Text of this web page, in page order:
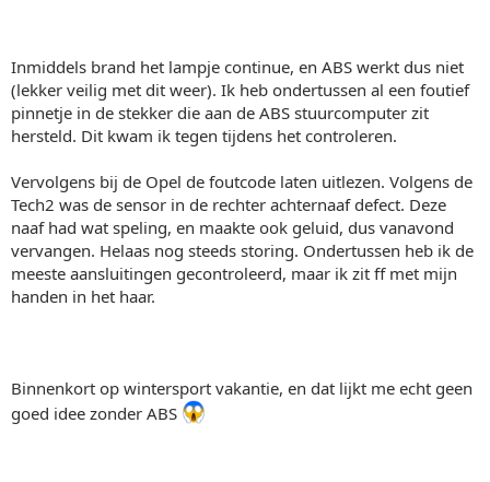
Inmiddels brand het lampje continue, en ABS werkt dus niet
(lekker veilig met dit weer). Ik heb ondertussen al een foutief
pinnetje in de stekker die aan de ABS stuurcomputer zit
hersteld. Dit kwam ik tegen tijdens het controleren.
Vervolgens bij de Opel de foutcode laten uitlezen. Volgens de
Tech2 was de sensor in de rechter achternaaf defect. Deze
naaf had wat speling, en maakte ook geluid, dus vanavond
vervangen. Helaas nog steeds storing. Ondertussen heb ik de
meeste aansluitingen gecontroleerd, maar ik zit ff met mijn
handen in het haar.
Binnenkort op wintersport vakantie, en dat lijkt me echt geen
goed idee zonder ABS